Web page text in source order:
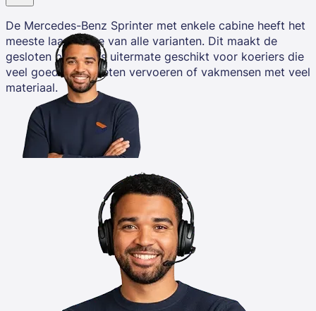
De Mercedes-Benz Sprinter met enkele cabine heeft het
meeste laadruimte van alle varianten. Dit maakt de
gesloten bestelbus uitermate geschikt voor koeriers die
veel goederen moeten vervoeren of vakmensen met veel
materiaal.